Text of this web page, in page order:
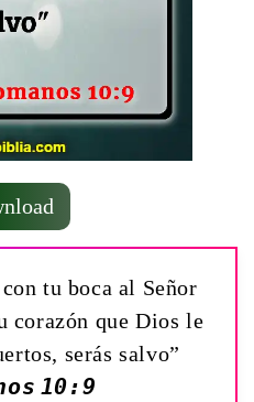
tu boca al Señor
corazón que Dios le
serás salvo”
10:9